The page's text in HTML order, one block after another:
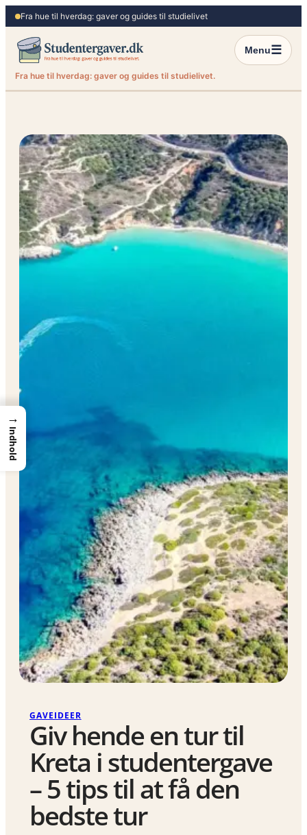
Spring
til
indhold
Fra hue til hverdag: gaver og guides til studielivet
Menu☰
Fra hue til hverdag: gaver og guides til studielivet.
GAVEIDEER
Giv hende en tur til
Kreta i studentergave
– 5 tips til at få den
bedste tur
→
Indhold